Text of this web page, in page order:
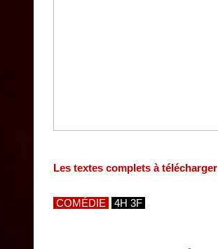
Les textes complets à télécharger
COMÉDIE 4H 3F